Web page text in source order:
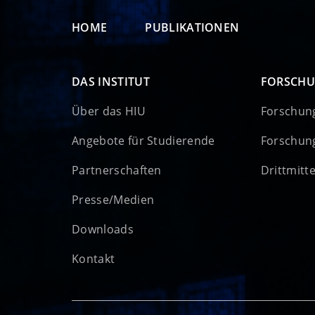
HOME PUBLIKATIONEN
DAS INSTITUT
Über das HIU
Angebote für Studierende
Partnerschaften
Presse/Medien
Downloads
Kontakt